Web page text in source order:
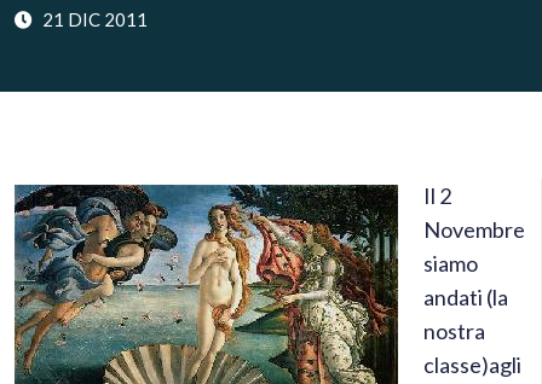
21 DIC 2011
Il 2
Novembre
siamo
andati (la
nostra
classe)agli